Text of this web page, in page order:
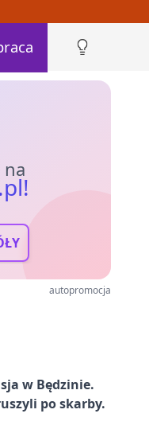
autopromocja
w Będzinie.
po skarby.